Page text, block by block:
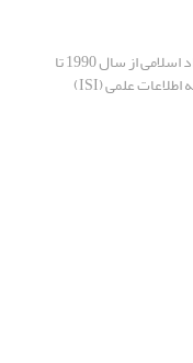
تولیدات علمی دانشگاه آزاد اسلامی از سال 1990 تا